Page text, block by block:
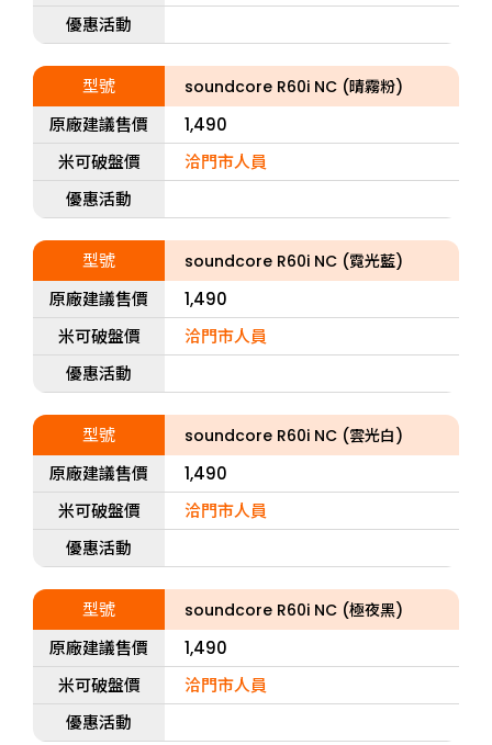
優惠活動
型號 soundcore R60i NC (晴霧粉)
原廠建議售價
1,490
米可破盤價
洽門市人員
優惠活動
型號 soundcore R60i NC (霓光藍)
原廠建議售價
1,490
米可破盤價
洽門市人員
優惠活動
型號 soundcore R60i NC (雲光白)
原廠建議售價
1,490
米可破盤價
洽門市人員
優惠活動
型號 soundcore R60i NC (極夜黑)
原廠建議售價
1,490
米可破盤價
洽門市人員
優惠活動